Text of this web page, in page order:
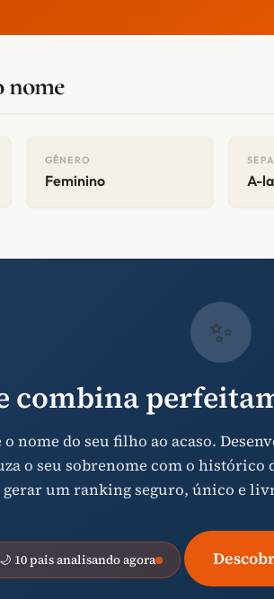
nome
GÊNERO
Feminino A-
✨
combina
o nome do seu filho ao acaso.
o seu sobrenome com o histórico
gerar um ranking seguro, único e
🌙 10 pais analisando agora